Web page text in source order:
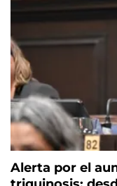
Alerta por el